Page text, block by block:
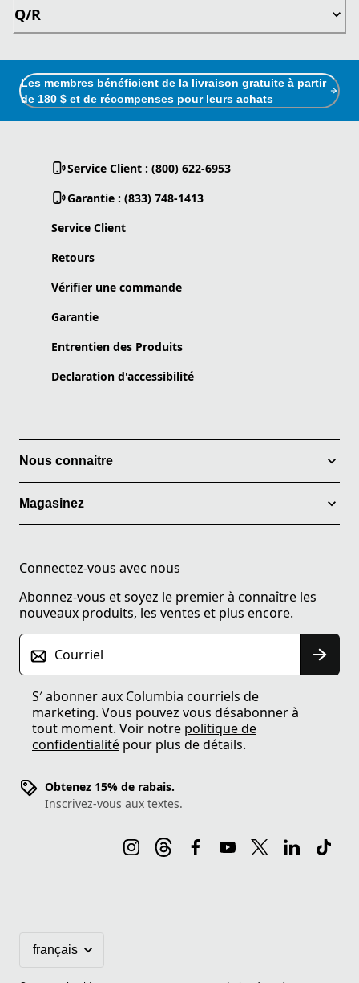
Q/R
Les membres bénéficient de la livraison gratuite à partir
de 180 $ et de récompenses pour leurs achats
Service Client : (800) 622-6953
Garantie : (833) 748-1413
Service Client
Retours
Vérifier une commande
Garantie
Entrentien des Produits
Declaration d'accessibilité
Nous connaitre
Magasinez
Connectez-vous avec nous
Abonnez-vous et soyez le premier à connaître les
nouveaux produits, les ventes et plus encore.
Courriel
S′ abonner aux Columbia courriels de
marketing. Vous pouvez vous désabonner à
tout moment. Voir notre politique de
confidentialité pour plus de détails.
Obtenez 15% de rabais.
Inscrivez-vous aux textes.